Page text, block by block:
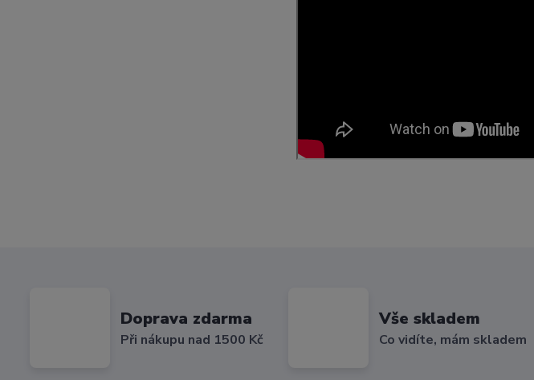
Doprava zdarma
Při nákupu nad 1500 Kč
Vše skladem
Co vidíte, mám skladem